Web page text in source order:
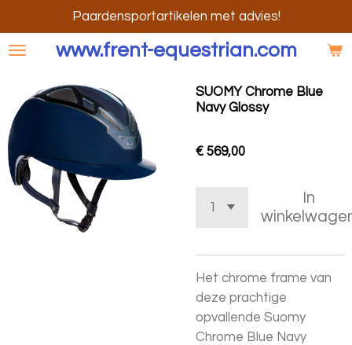
direct
naar
hoofdinhoud
www.frent-equestrian.com
Paardensportartikelen met advies!
SUOMY Chrome Blue
Navy Glossy
€ 569,00
In
Het chrome frame van
deze prachtige
opvallende Suomy
Chrome Blue Navy